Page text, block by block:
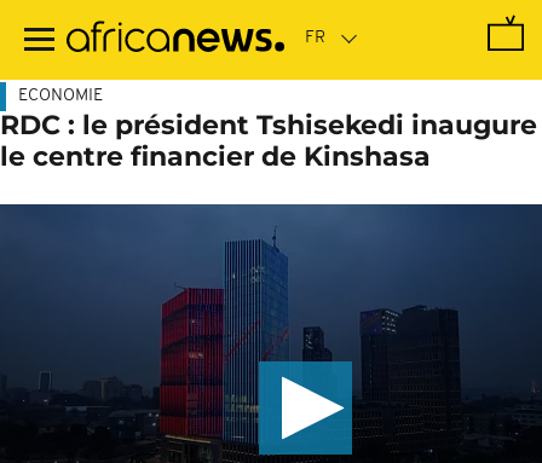
contenu
ECONOMIE
RDC : le président Tshisekedi inaugure
le centre financier de Kinshasa